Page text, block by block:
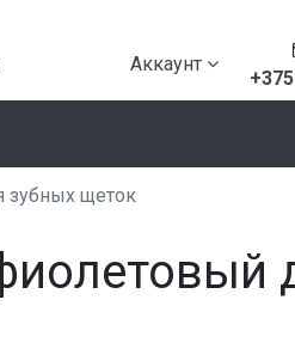
Аккаунт
зубных щеток